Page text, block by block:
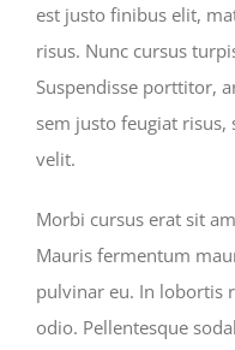
est justo finibus elit,
risus. Nunc cursus
Suspendisse porttitor,
sem justo feugiat
velit.
Morbi cursus erat sit
Mauris fermentum
pulvinar eu. In lobortis
odio. Pellentesque